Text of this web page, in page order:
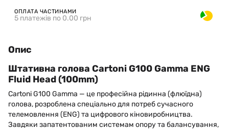
ОПЛАТА ЧАСТИНАМИ
5 платежів по 0.00 грн
Опис
Штативна голова Cartoni G100 Gamma ENG
Fluid Head (100mm)
Cartoni G100 Gamma — це професійна рідинна (флюїдна)
голова, розроблена спеціально для потреб сучасного
телемовлення (ENG) та цифрового кіновиробництва.
Завдяки запатентованим системам опору та балансування,